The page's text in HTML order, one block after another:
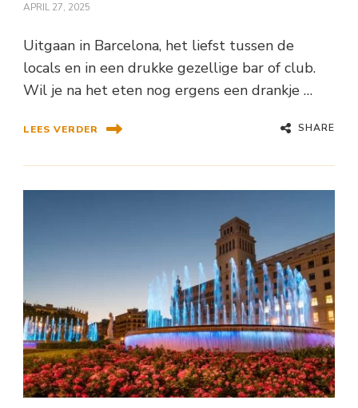
APRIL 27, 2025
Uitgaan in Barcelona, het liefst tussen de
locals en in een drukke gezellige bar of club.
Wil je na het eten nog ergens een drankje …
LEES VERDER SHARE